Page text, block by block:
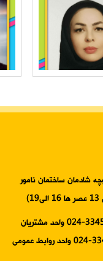
شادمان ساختمان نامور
024-33544688 واحد مشتریان 33455453-024 واحد مشتریان